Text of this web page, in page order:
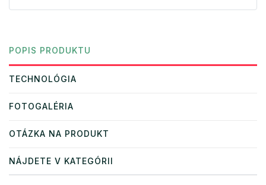
POPIS PRODUKTU
TECHNOLÓGIA
FOTOGALÉRIA
OTÁZKA NA PRODUKT
NÁJDETE V KATEGÓRII